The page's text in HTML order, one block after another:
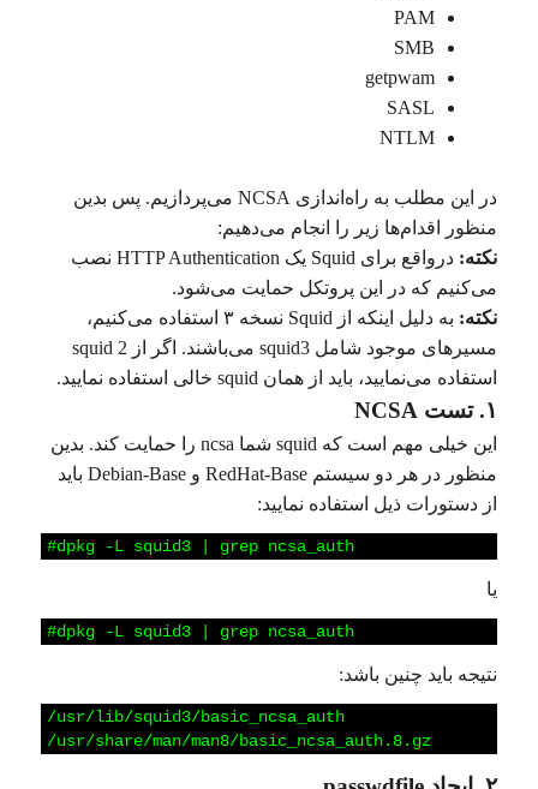
PAM
SMB
getpwam
SASL
NTLM
در این مطلب به راه‌اندازی NCSA می‌پردازیم. پس بدین
منظور اقدام‌ها زیر را انجام می‌دهیم:
نکته:
در‌واقع برای Squid یک HTTP Authentication نصب
می‌کنیم که در این پروتکل حمایت می‌شود.
نکته:
به دلیل اینکه از Squid نسخه ۳ استفاده می‌کنیم،
مسیرهای موجود شامل squid3 می‌باشند. اگر از squid 2
استفاده می‌نمایید، باید از همان squid خالی استفاده نمایید.
۱. تست NCSA
این خیلی مهم است که squid شما ncsa را حمایت کند. بدین
منظور در هر دو سیستم RedHat-Base و Debian-Base باید
از دستورات ذیل استفاده نمایید:
#dpkg -L squid3 grep ncsa_auth
یا
#dpkg -L squid3 grep ncsa_auth
نتیجه باید چنین باشد:
/usr/lib/squid3/basic_ncsa_auth
/usr/share/man/man8/basic_ncsa_auth.8.gz